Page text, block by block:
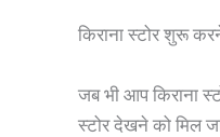
किराना स्टोर शुरू
जब भी आप किराना
स्टोर देखने को मिल